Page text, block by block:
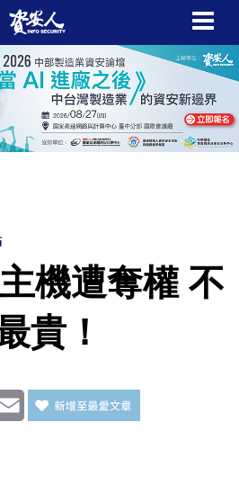
機遭奪權 不
貴！
Email